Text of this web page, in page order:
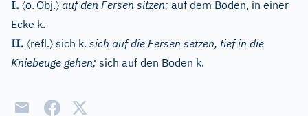
I. 〈o. Obj.〉 auf den Fersen sitzen; auf dem Boden, in einer
Ecke k.
II. 〈refl.〉 sich k. sich auf die Fersen setzen, tief in die
Kniebeuge gehen; sich auf den Boden k.